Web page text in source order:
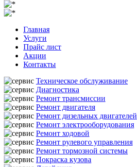
Главная
Услуги
Прайс лист
Акции
Контакты
Техническое обслуживание
Диагностика
Ремонт трансмиссии
Ремонт двигателя
Ремонт дизельных двигателей
Ремонт электрооборудования
Ремонт ходовой
Ремонт рулевого управления
Ремонт тормозной системы
Покраска кузова